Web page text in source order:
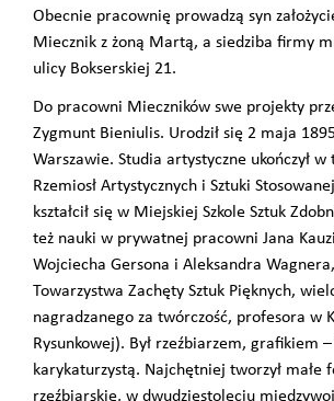
Obecnie pracownię prowadzą syn
Miecznik z żoną Martą, a siedziba firmy
ulicy Bokserskiej 21.
Do pracowni Mieczników swe projekty
Zygmunt Bieniulis. Urodził się 2 maja
Warszawie. Studia artystyczne ukończył w
Rzemiosł Artystycznych i Sztuki
kształcił się w Miejskiej Szkole Sztuk
też nauki w prywatnej pracowni Jana
Wojciecha Gersona i Aleksandra
Towarzystwa Zachęty Sztuk Pięknych,
nagradzanego za twórczość, profesora w
Rysunkowej). Był rzeźbiarzem, grafikiem
karykaturzystą. Najchętniej tworzył małe
rzeźbiarskie, w dwudziestoleciu